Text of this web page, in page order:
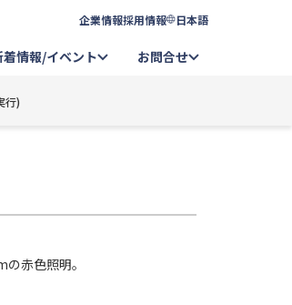
企業情報採用情報 日本語
着情報/イベント お問合せ
行)
赤色照明。